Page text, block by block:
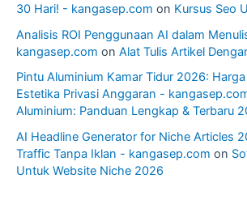
30 Hari! - kangasep.com on Kursus Seo
Analisis ROI Penggunaan AI dalam
kangasep.com on Alat Tulis Artikel
Pintu Aluminium Kamar Tidur 2026:
Estetika Privasi Anggaran -
Aluminium: Panduan Lengkap & Terbaru
AI Headline Generator for Niche Articles
Traffic Tanpa Iklan - kangasep.com on
Untuk Website Niche 2026